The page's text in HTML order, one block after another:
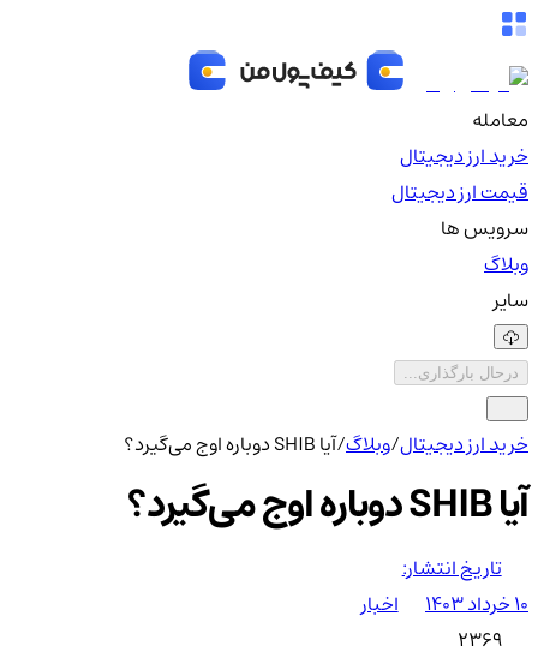
معامله
خرید ارز دیجیتال
قیمت ارز دیجیتال
سرویس ها
وبلاگ
سایر
درحال بارگذاری...
خرید ارز دیجیتال/وبلاگ/آیا SHIB دوباره اوج می‌گیرد؟
آیا SHIB دوباره اوج می‌گیرد؟
تاریخ انتشار:
۱۰ خرداد ۱۴۰۳
اخبار
2369